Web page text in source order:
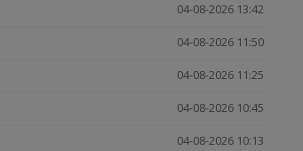
04-08-2026 13:42
04-08-2026 11:50
04-08-2026 11:25
04-08-2026 10:45
04-08-2026 10:13